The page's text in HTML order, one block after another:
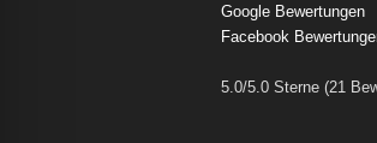
Google Bewertungen
Facebook
5.0/5.0 Sterne (21